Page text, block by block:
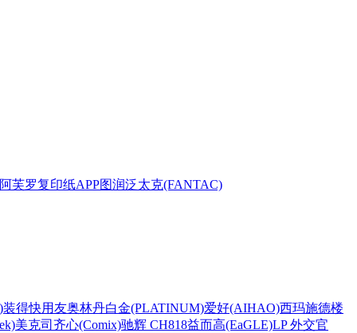
阿芙罗复印纸APP图润泛太克(FANTAC)
装得快用友奥林丹白金(PLATINUM)爱好(AIHAO)西玛施德楼
美克司 齐心(Comix)驰辉 CH818益而高(EaGLE)LP 外交官